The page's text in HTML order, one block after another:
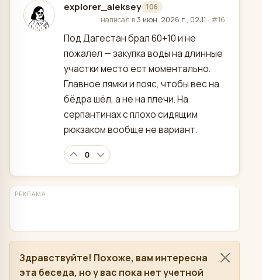
explorer_aleksey 106
отредактировано
написал в3 июн. 2026 г., 02:11 · #16
Под Дагестан брал 60+10 и не
пожалел — закупка воды на длинные
участки место ест моментально.
Главное лямки и пояс, чтобы вес на
бёдра шёл, а не на плечи. На
серпантинах с плохо сидящим
рюкзаком вообще не вариант.
0
РЕКЛАМА
Здравствуйте! Похоже, вам интересна
эта беседа, но у вас пока нет учетной